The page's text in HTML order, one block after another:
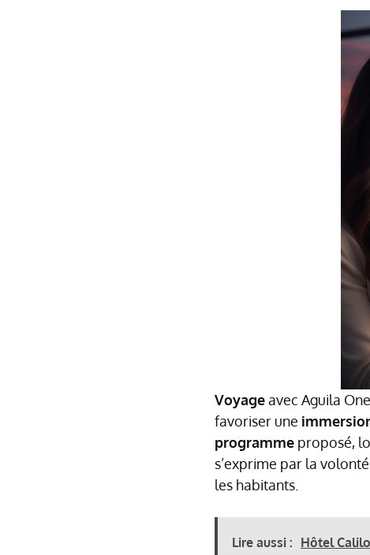
Voyageavec Aguila
favoriser une
programme proposé,
s’exprime par la
les habitants.
Lire aussi : Hôtel